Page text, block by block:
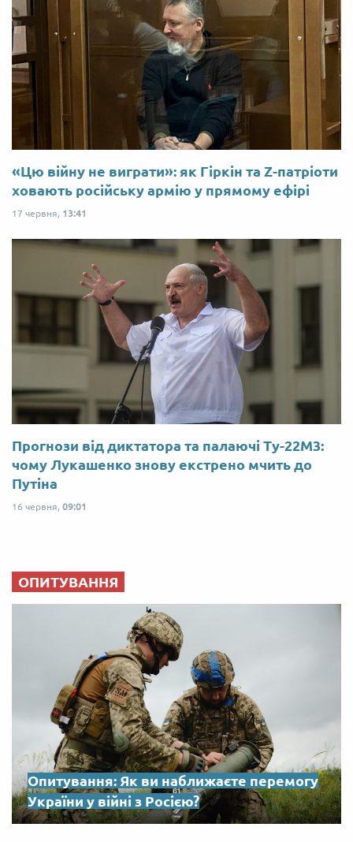
«Цю війну не виграти»: як Гіркін та Z-патріоти
ховають російську армію у прямому ефірі
17 червня, 13:41
Прогнози від диктатора та палаючі Ту-22М3:
чому Лукашенко знову екстрено мчить до
Путіна
16 червня, 09:01
ОПИТУВАННЯ
Опитування: Як ви наближаєте перемогу
України у війні з Росією?